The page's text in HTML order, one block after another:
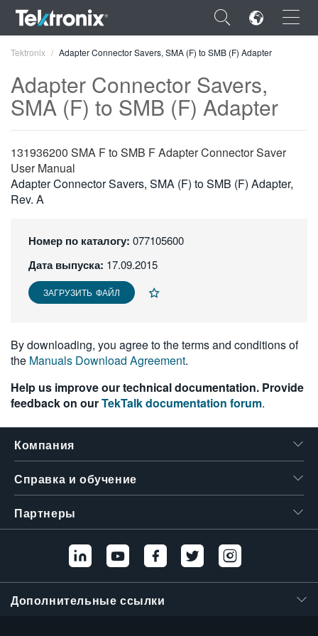
×
FRANÇAIS
简体中文
한국어
Tektronix Adapter Connector Savers, SMA (F) to SMB (F) Adapter
Adapter Connector Savers,
SMA (F) to SMB (F) Adapter
131936200 SMA F to SMB F Adapter Connector Saver
User Manual
Adapter Connector Savers, SMA (F) to SMB (F) Adapter,
Rev. A
Номер по каталогу: 077105600
Дата выпуска: 17.09.2015
ЗАГРУЗИТЬ ФАЙЛ
By downloading, you agree to the terms and conditions of
the Manuals Download Agreement.
Help us improve our technical documentation. Provide
feedback on ourTekTalk documentation forum.
Компания
Справка и обучение
Партнеры
Дополнительные ссылки